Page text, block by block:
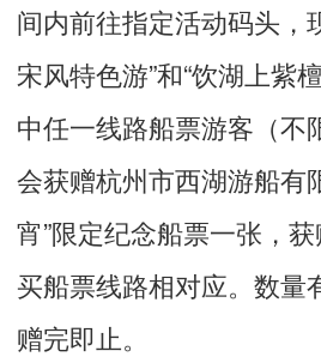
间内前往指定活动码头，
宋风特色游”和“饮湖上紫
中任一线路船票游客（不
会获赠杭州市西湖游船有
宵”限定纪念船票一张，
买船票线路相对应。数量
赠完即止。